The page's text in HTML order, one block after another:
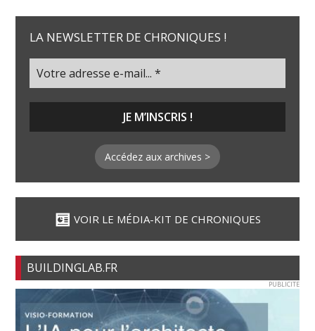
LA NEWSLETTER DE CHRONIQUES !
Accédez aux archives >
VOIR LE MÉDIA-KIT DE CHRONIQUES
BUILDINGLAB.FR
PUBLICITE